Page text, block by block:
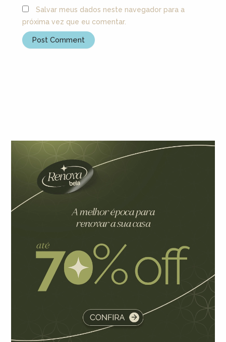
Salvar meus dados neste navegador para a
próxima vez que eu comentar.